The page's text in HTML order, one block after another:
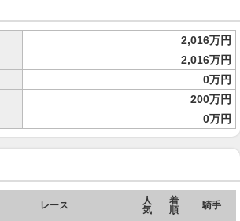
2,016万円
2,016万円
0万円
200万円
0万円
レース
人
気
着
順
騎手